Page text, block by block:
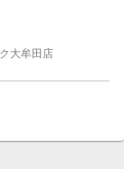
大牟田店